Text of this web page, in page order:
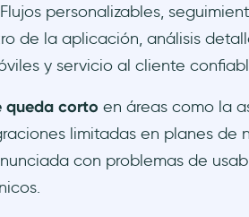
personalizables,
de la aplicación, análisis
y servicio al cliente
queda corto en áreas como la
limitadas en planes de
con problemas de